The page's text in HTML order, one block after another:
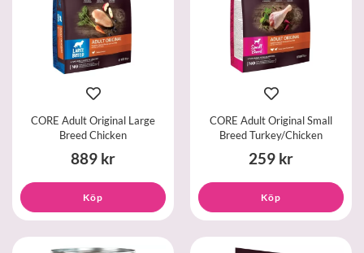
CORE Adult Original Large
Breed Chicken
889 kr
Köp
CORE Adult Original Small
Breed Turkey/Chicken
259 kr
Köp